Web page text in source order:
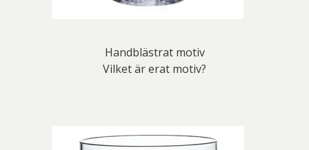
Handblästrat motiv
Vilket är erat motiv?